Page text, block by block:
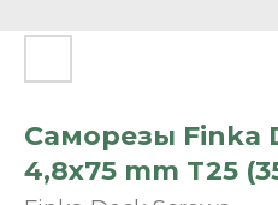
Саморезы Finka
4,8x75 mm T25